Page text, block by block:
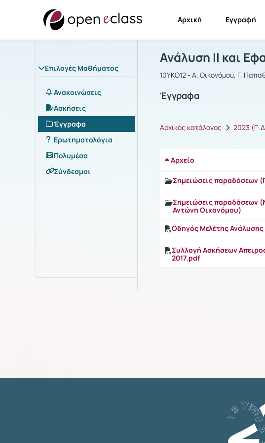
Αρχική Εγγραφή
Επιλογές Μαθήματος
Ανακοινώσεις
Ασκήσεις
Έγγραφα
Ερωτηματολόγια
Πολυμέσα
Σύνδεσμοι
Μάθημα : Ανάλυση
Ανάλυση ΙΙ και
10ΥΚΟ12 - Α. Οικονόμου, Γ.
Έγγραφα
Αρχικός κατάλογος 2023 (Γ.
Αρχείο
Σημειώσεις παραδόσεων
Σημειώσεις παραδόσεων
Αντώνη Οικονόμου)
Οδηγός Μελέτης Ανάλυσης
Συλλογή Ασκήσεων
2017.pdf